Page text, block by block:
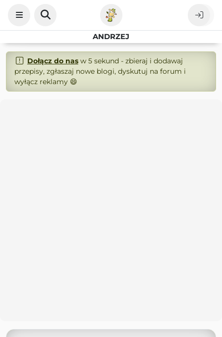
ANDRZEJ
Dołącz do nasw 5 sekund - zbieraj i dodawaj
przepisy, zgłaszaj nowe blogi, dyskutuj na forum i
wyłącz reklamy 😄